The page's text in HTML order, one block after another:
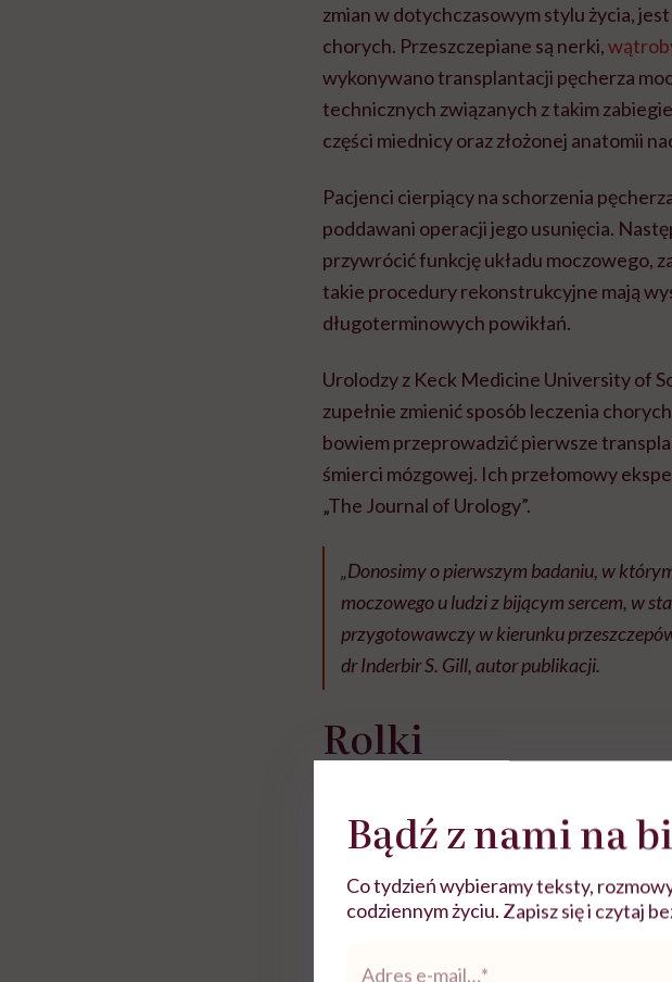
zmian w dotychczasowym stylu życia,
chorych. Przeszczepiane są nerki,
wykonywano transplantacji pęcherza
technicznych związanych z takim
części miednicy oraz złożonej anatomii
Pacjenci cierpiący na schorzenia
poddawani operacji jego usunięcia.
przywrócić funkcję układu moczowego,
takie procedury rekonstrukcyjne mają
długoterminowych powikłań.
Urolodzy z Keck Medicine University of
zupełnie zmienić sposób leczenia
bowiem przeprowadzić pierwsze
śmierci mózgowej. Ich przełomowy
„The Journal of Urology”.
„Donosimy o pierwszym badaniu, w
moczowego u ludzi z bijącym sercem, w
przygotowawczy w kierunku
dr Inderbir S. Gill, autor publikacji.
Rolki
Bądź z nami na
Co tydzień wybieramy teksty,
codziennym życiu. Zapisz się i czytaj